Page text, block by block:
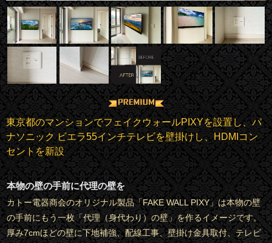
東京都のマンションでフェイクウォールPIXYを設置し、パ
ナソニック ビエラ55インチテレビを壁掛けし、HDMIコン
セントを新設
本物の壁の手前に代理の壁を
カトー電器商会のオリジナル製品「FAKE WALL PIXY」は本物の壁
の手前にもう一枚「代理（身代わり）の壁」を作るイメージです。
厚み7cmほどの壁に下地補強、配線工事、壁掛け金具取付、テレビ